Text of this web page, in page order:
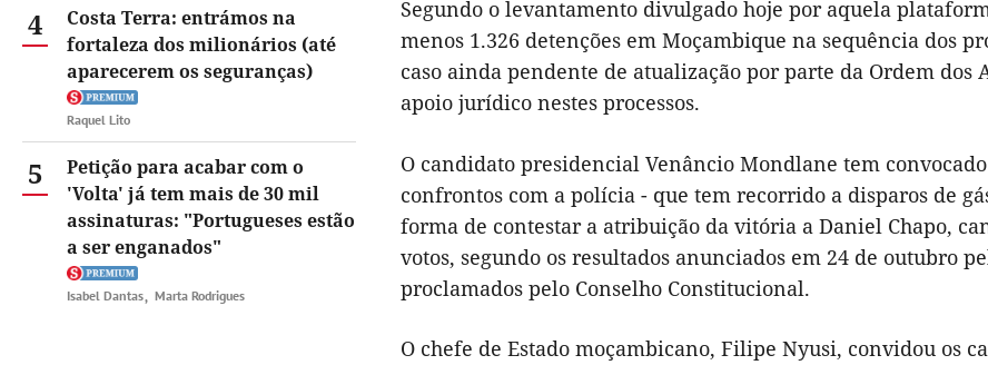
4
Costa Terra: entrámos na
fortaleza dos milionários (até
aparecerem os seguranças)
Raquel Lito
5
Petição para acabar com o
'Volta' já tem mais de 30 mil
assinaturas: "Portugueses estão
a ser enganados"
Isabel Dantas Marta Rodrigues
Segundo o levantamento divulgado hoje por aquela
menos 1.326 detenções em Moçambique na sequência dos
caso ainda pendente de atualização por parte da Ordem dos
apoio jurídico nestes processos.
O candidato presidencial Venâncio Mondlane tem
confrontos com a polícia - que tem recorrido a disparos de
forma de contestar a atribuição da vitória a Daniel Chapo,
votos, segundo os resultados anunciados em 24 de outubro
proclamados pelo Conselho Constitucional.
O chefe de Estado moçambicano, Filipe Nyusi, convidou os